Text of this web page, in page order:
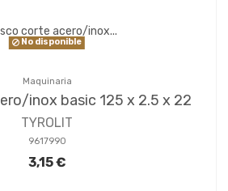
No disponible
Maquinaria
inox basic 125 x 2.5 x 22
TYROLIT
9617990
3,15 €